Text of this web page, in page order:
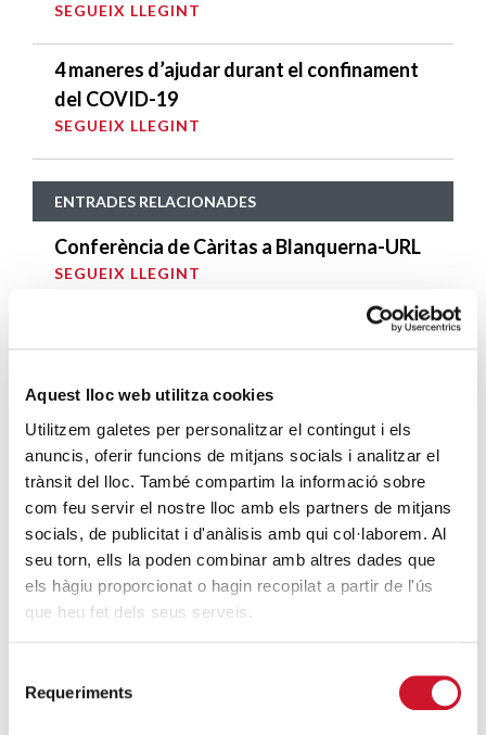
Aquest lloc web utilitza cookies
Utilitzem galetes per personalitzar el contingut i els
anuncis, oferir funcions de mitjans socials i analitzar el
trànsit del lloc. També compartim la informació sobre
com feu servir el nostre lloc amb els partners de mitjans
socials, de publicitat i d'anàlisis amb qui col·laborem. Al
seu torn, ells la poden combinar amb altres dades que
els hàgiu proporcionat o hagin recopilat a partir de l'ús
que heu fet dels seus serveis.
Requeriments
SEGUEIX LLEGINT
4 maneres d’ajudar durant el confinament
del COVID-19
SEGUEIX LLEGINT
ENTRADES RELACIONADES
Conferència de Càritas a Blanquerna-URL
SEGUEIX LLEGINT
Hotel Principal, mobles solidaris per al
SEGUEIX LLEGINT
La Fundació Albert, compromís amb
Càritas
SEGUEIX LLEGINT
La Fundació Corachan crea el projecte
“Accions que curen”
SEGUEIX LLEGINT
DARRERES ENTRADES